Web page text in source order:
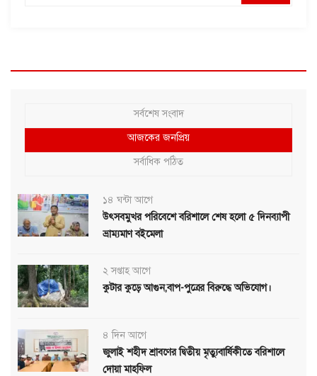
সর্বশেষ সংবাদ
আজকের জনপ্রিয়
সর্বাধিক পঠিত
১৪ ঘন্টা আগে
উৎসবমুখর পরিবেশে বরিশালে শেষ হলো ৫ দিনব্যাপী
ভ্রাম্যমাণ বইমেলা
২ সপ্তাহ আগে
কুটার কুড়ে আগুন,বাপ-পুত্রের বিরুদ্ধে অভিযোগ।
৪ দিন আগে
জুলাই শহীদ শ্রাবণের দ্বিতীয় মৃত্যুবার্ষিকীতে বরিশালে
দোয়া মাহফিল